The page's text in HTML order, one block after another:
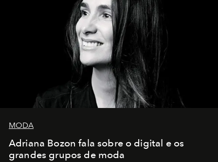
MODA
Adriana Bozon fala sobre o digital e os
grandes grupos de moda